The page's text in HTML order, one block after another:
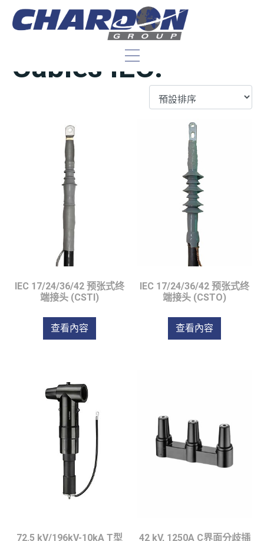
Accesorios para
Cables IEC:
IEC 17/24/36/42 预张式终
端接头 (CSTI)
查看內容
IEC 17/24/36/42 预张式终
端接头 (CSTO)
查看內容
72.5 kV/196kV-10kA T型
42 kV, 1250A C界面分歧插